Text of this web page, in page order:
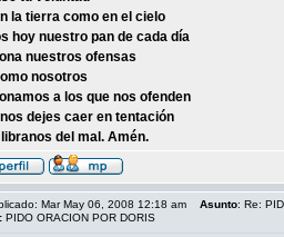
la tierra como en el cielo
hoy nuestro pan de cada día
nuestros ofensas
nosotros
a los que nos ofenden
dejes caer en tentación
del mal. Amén.
Mar May 06, 2008 12:18 am Asunto: Re:
PIDO ORACION POR DORIS